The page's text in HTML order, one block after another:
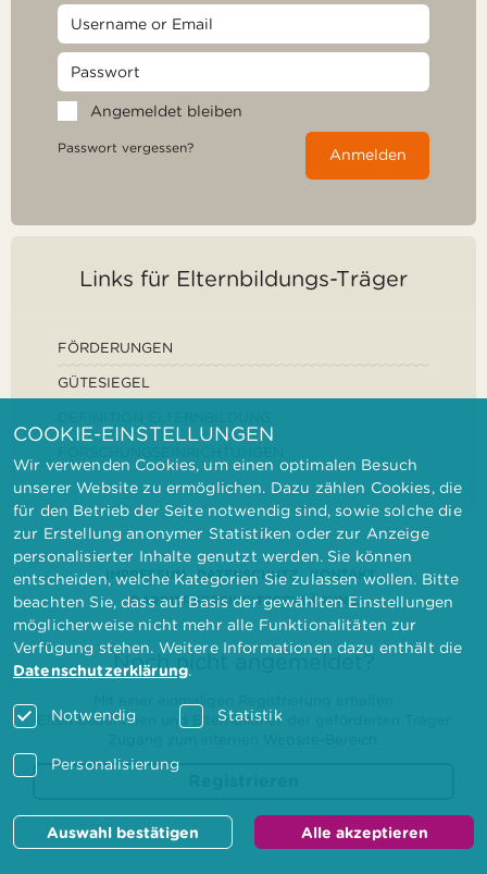
Angemeldet bleiben
Passwort vergessen? Anmelden
Links für Elternbildungs-Träger
FÖRDERUNGEN
GÜTESIEGEL
IMPRESSUM DATENSCHUTZ
KONTAKT
BARRIEREFREIHEITSERKLÄRUNG
Noch nicht angemeldet?
Elternbilderinnen und Elternbildner der geförderten Träger
COOKIE-EINSTELLUNGEN
Wir verwenden Cookies, um einen optimalen Besuch
unserer Website zu ermöglichen. Dazu zählen Cookies, die
für den Betrieb der Seite notwendig sind, sowie solche die
zur Erstellung anonymer Statistiken oder zur Anzeige
personalisierter Inhalte genutzt werden. Sie können
entscheiden, welche Kategorien Sie zulassen wollen. Bitte
beachten Sie, dass auf Basis der gewählten Einstellungen
möglicherweise nicht mehr alle Funktionalitäten zur
Verfügung stehen. Weitere Informationen dazu enthält die
Datenschutzerklärung.
Notwendig Statistik
Personalisierung
Auswahl bestätigen Alle akzeptieren